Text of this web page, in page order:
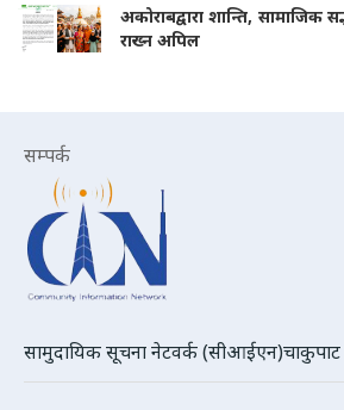
अकोराबद्वारा शान्ति, सामाजिक
राख्न अपिल
सम्पर्क
सामुदायिक सूचना नेटवर्क